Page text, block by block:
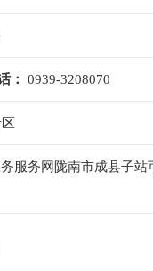
： 0939-3208070
服务网陇南市成县子